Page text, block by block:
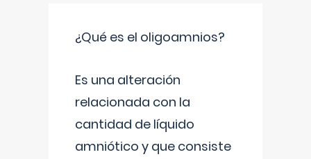
¿Qué es el oligoamnios?
Es una alteración
relacionada con la
cantidad de líquido
amniótico y que consiste